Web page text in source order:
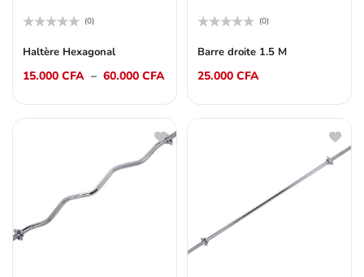
0
5
(0)
Haltère Hexagonal
15.000 CFA – 60.000 CFA
0
5
(0)
Barre droite 1.5 M
25.000 CFA